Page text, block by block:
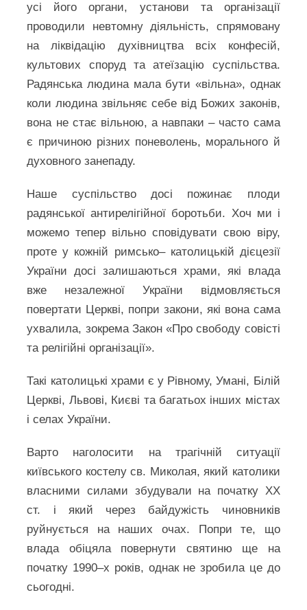
усі його органи, установи та організації
проводили невтомну діяльність, спрямовану
на ліквідацію духівництва всіх конфесій,
культових споруд та атеїзацію суспільства.
Радянська людина мала бути «вільна», однак
коли людина звільняє себе від Божих законів,
вона не стає вільною, а навпаки – часто сама
є причиною різних поневолень, морального й
духовного занепаду.
Наше суспільство досі пожинає плоди
радянської антирелігійної боротьби. Хоч ми і
можемо тепер вільно сповідувати свою віру,
проте у кожній римсько– католицькій дієцезії
України досі залишаються храми, які влада
вже незалежної України відмовляється
повертати Церкві, попри закони, які вона сама
ухвалила, зокрема Закон «Про свободу совісті
та релігійні організації».
Такі католицькі храми є у Рівному, Умані, Білій
Церкві, Львові, Києві та багатьох інших містах
і селах України.
Варто наголосити на трагічній ситуації
київського костелу св. Миколая, який католики
власними силами збудували на початку XX
ст. і який через байдужість чиновників
руйнується на наших очах. Попри те, що
влада обіцяла повернути святиню ще на
початку 1990–х років, однак не зробила це до
сьогодні.